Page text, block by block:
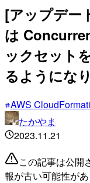
[アップデー
は
ックセット
るようにな
AWS
たかやま
2023.11.21
この記事は公開
報が古い可能性が